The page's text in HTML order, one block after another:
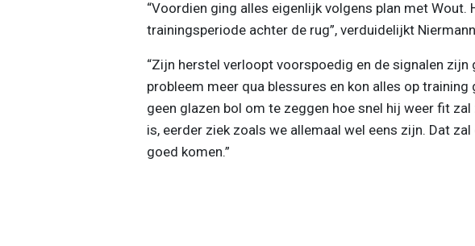
“Voordien ging alles eigenlijk volgens plan met Wout.
trainingsperiode achter de rug”, verduidelijkt
“Zijn herstel verloopt voorspoedig en de signalen zijn
probleem meer qua blessures en kon alles op training
geen glazen bol om te zeggen hoe snel hij weer fit
is, eerder ziek zoals we allemaal wel eens zijn. Dat
goed komen.”